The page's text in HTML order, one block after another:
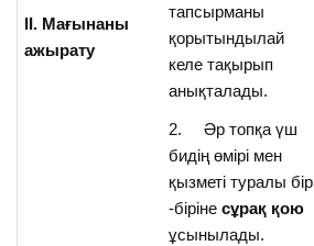
ІІ. Мағынаны
ажырату
тапсырманы
қорытындылай
келе тақырып
анықталады.
2. Әр топқа үш
бидің өмірі мен
қызметі туралы бір
-бірінесұрақ қою
ұсынылады.